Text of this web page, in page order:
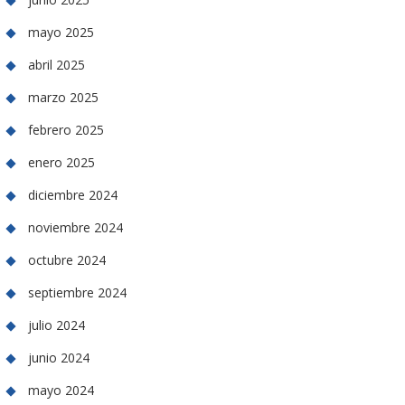
mayo 2025
abril 2025
marzo 2025
febrero 2025
enero 2025
diciembre 2024
noviembre 2024
octubre 2024
septiembre 2024
julio 2024
junio 2024
mayo 2024